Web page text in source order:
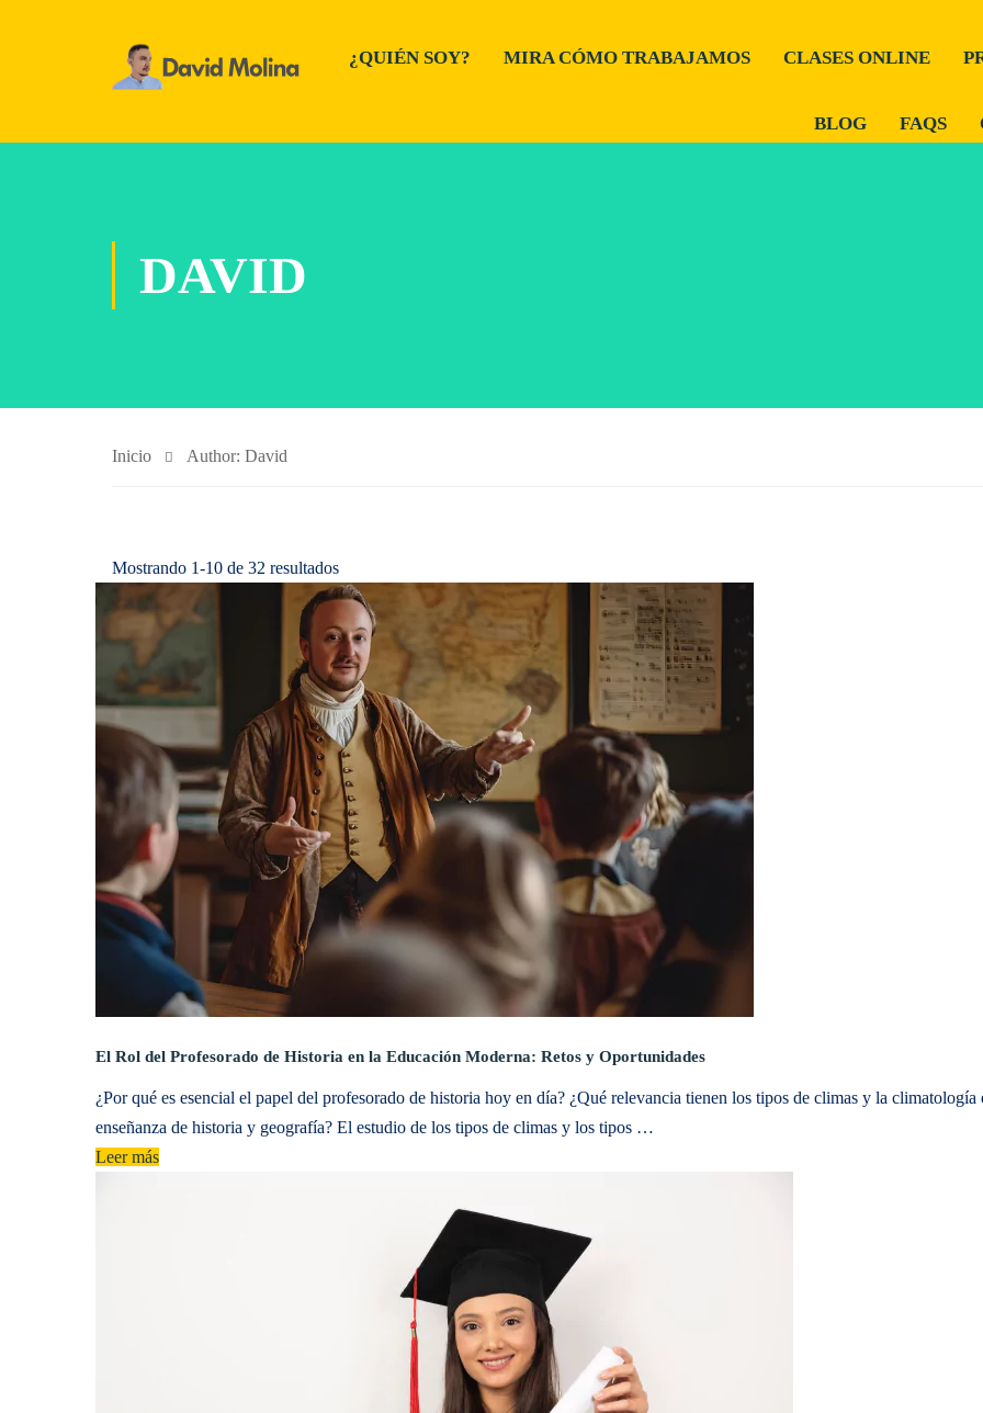
¿QUIÉN SOY? MIRA CÓMO TRABAJAMOS CLASES ONLINE
BLOG FAQS
DAVID
Inicio Author: David
Mostrando 1-10 de 32 resultados
El Rol del Profesorado de Historia en la Educación Moderna: Retos y Oportunidades
¿Por qué es esencial el papel del profesorado de historia hoy en día? ¿Qué relevancia tienen los tipos de climas y la climatología
enseñanza de historia y geografía? El estudio de los tipos de climas y los tipos …
Leer más